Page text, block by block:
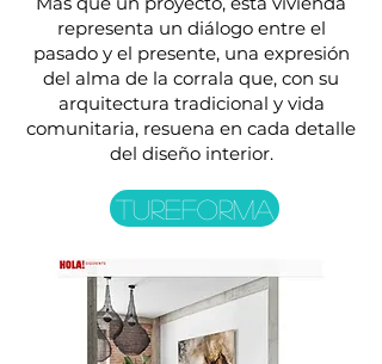
representa un diálogo entre el
pasado y el presente, una expresión
del alma de la corrala que, con su
arquitectura tradicional y vida
comunitaria, resuena en cada detalle
del diseño interior.
TUREFORMA